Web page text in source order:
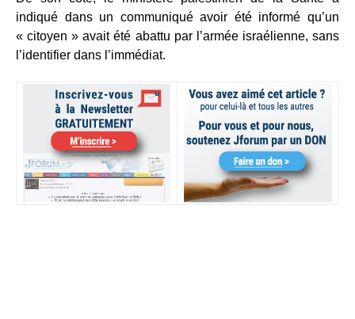
indiqué dans un communiqué avoir été informé qu’un
« citoyen » avait été abattu par l’armée israélienne, sans
l’identifier dans l’immédiat.